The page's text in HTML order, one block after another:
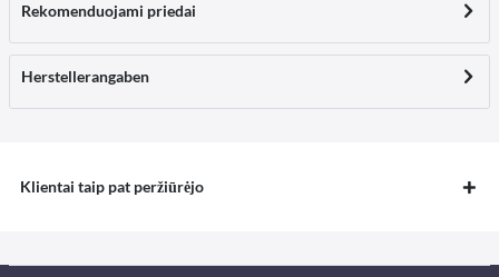
Rekomenduojami priedai
Herstellerangaben
Klientai taip pat peržiūrėjo